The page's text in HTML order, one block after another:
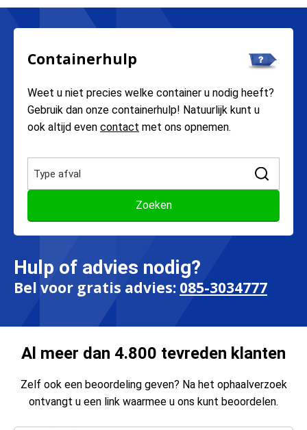
Containerhulp
Weet u niet precies welke container u nodig heeft?
Gebruik dan onze containerhulp! Natuurlijk kunt u
ook altijd even contact met ons opnemen.
Hulp of advies nodig?
Bel voor gratis advies: 085-3034777
Al meer dan 4.800 tevreden klanten
Zelf ook een beoordeling geven? Na het ophaalverzoek
ontvangt u een link waarmee u ons kunt beoordelen.